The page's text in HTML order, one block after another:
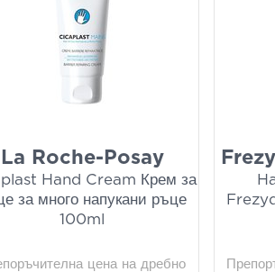
La Roche-Posay
Hand Cream Крем за
за много напукани ръце
100ml
цена на дребно